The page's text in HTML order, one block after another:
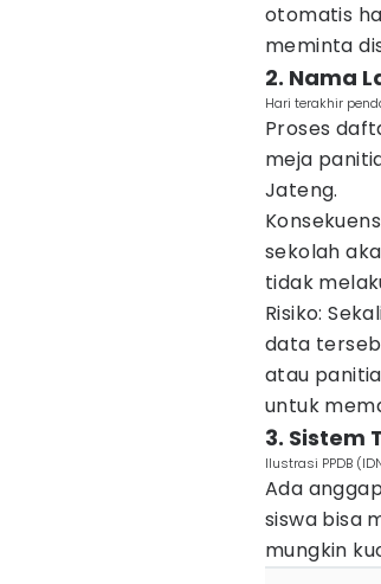
otomatis
meminta
2. Nama
Hari terakhir
Proses
meja
Jateng.
sekolah
tidak
Risiko:
data
atau
untuk
3. Sistem
Ilustrasi PPDB
Ada
siswa bisa
mungkin